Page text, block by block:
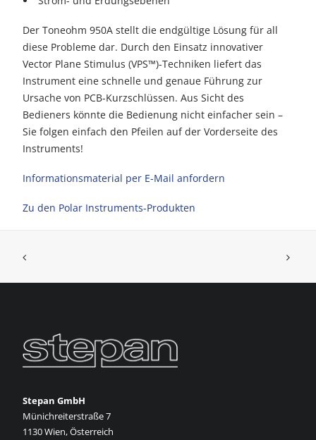
Der Toneohm 950A stellt die endgültige Lösung für all
diese Probleme dar. Durch den Einsatz innovativer
Vector Plane Stimulus (VPS™)-Techniken liefert das
Instrument eine schnelle und genaue Führung zur
Ursache von PCB-Kurzschlüssen. Aus Sicht des
Bedieners könnte die Bedienung nicht einfacher sein –
Sie folgen einfach den Pfeilen auf der Vorderseite des
Instruments!
Informationsmaterial per E-Mail anfordern
Zu den Polar Instruments-Produkten
Stepan GmbH
Münichreiterstraße 7
1130 Wien, Österreich